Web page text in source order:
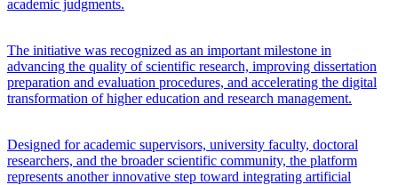
academic judgments.
The initiative was recognized as an important milestone in
advancing the quality of scientific research, improving dissertation
preparation and evaluation procedures, and accelerating the digital
transformation of higher education and research management.
Designed for academic supervisors, university faculty, doctoral
researchers, and the broader scientific community, the platform
represents another innovative step toward integrating artificial